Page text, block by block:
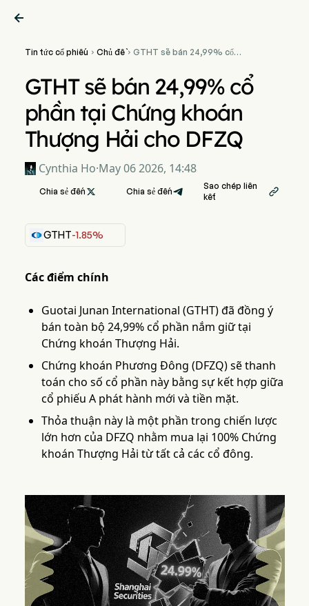

Tin tức cổ phiếu  Chủ đề GTHT sẽ bán 24,99% cổ
GTHT sẽ bán 24,99% cổ
phần tại Chứng khoán
Thượng Hải cho DFZQ
Cynthia Ho·May 06 2026, 14:48
Chia sẻ đến  Chia sẻ đến
Sao chép liên
kết

GTHT-1.85%
Các điểm chính
Guotai Junan International (GTHT) đã đồng ý
bán toàn bộ 24,99% cổ phần nắm giữ tại
Chứng khoán Thượng Hải.
Chứng khoán Phương Đông (DFZQ) sẽ thanh
toán cho số cổ phần này bằng sự kết hợp giữa
cổ phiếu A phát hành mới và tiền mặt.
Thỏa thuận này là một phần trong chiến lược
lớn hơn của DFZQ nhằm mua lại 100% Chứng
khoán Thượng Hải từ tất cả các cổ đông.